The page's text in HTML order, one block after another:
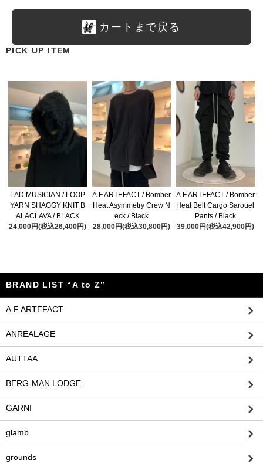
カートまで戻る
PICK UP ITEM
LAD MUSICIAN / LOOP
YARN SHAGGY KNIT B
ALACLAVA / BLACK
24,000円(税込26,400円)
A.F ARTEFACT / Bomber
Heat Asymmetry Crew N
eck / Black
28,000円(税込30,800円)
A.F ARTEFACT / Bomber
Heat Belt Cargo Sarouel
Pants / Black
39,000円(税込42,900円)
BRAND LIST “A to Z”
A.F ARTEFACT
ANREALAGE
AUTTAA
BERG-MAN LODGE
GARNI
glamb
grounds